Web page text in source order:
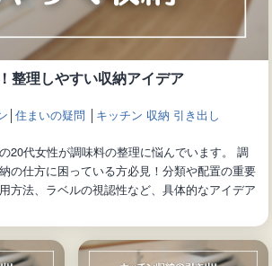
整理しやすい収納アイデア
│ 住まいの疑問 │ キッチン 収納 引き出し
20代女性が調味料の整理に悩んでいます。 調
の仕方に困っている方必見！分類や配置の重要
方法、ラベルの視認性など、具体的なアイデア